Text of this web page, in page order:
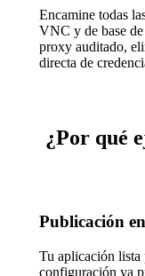
Encamine todas
VNC y de base
proxy auditado,
directa de
¿Por qué
Publicación
Tu aplicación lista
configuración ya